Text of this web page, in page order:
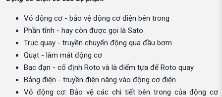
Vỏ động cơ - bảo vệ động cơ điện bên trong
Phần tĩnh - hay còn được gọi là Sato
Trục quay - truyền chuyển động qua đầu bơm
Quạt - làm mát động cơ
Bạc đạn - cố định Roto và là điểm tựa để Roto quay
Bảng điện - truyền điện năng vào động cơ điện.
Vỏ động cơ: Bảo vệ các chi tiết bên trong của động cơ